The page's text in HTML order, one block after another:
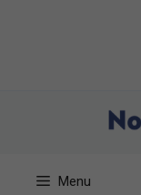
Menu